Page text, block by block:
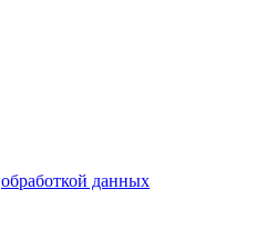
обработкой данных